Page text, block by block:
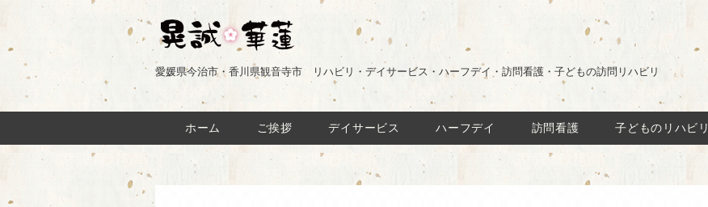
愛媛県今治市・香川県観音寺市 リハビリ・デイサービス・ハーフデイ・訪問看護・子どもの訪問リハビリ
ホーム ご挨拶 デイサービス ハーフデイ 訪問看護 子どものリハビリ